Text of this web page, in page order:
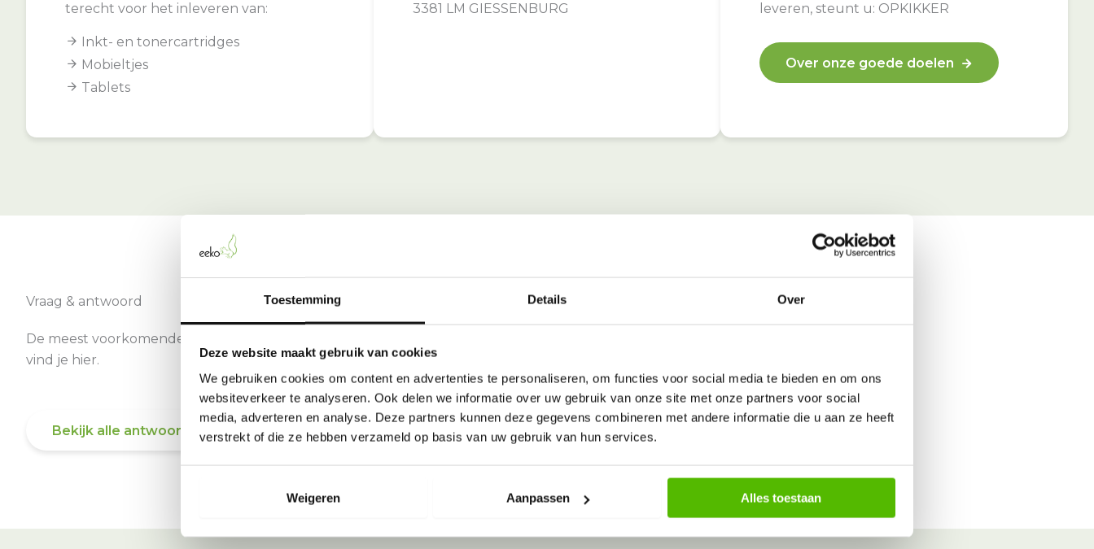
Toestemming Details Over
Deze website maakt gebruik van cookies
We gebruiken cookies om content en advertenties te personaliseren, om functies voor social media te bieden en om ons
websiteverkeer te analyseren. Ook delen we informatie over uw gebruik van onze site met onze partners voor social
media, adverteren en analyse. Deze partners kunnen deze gegevens combineren met andere informatie die u aan ze heeft
verstrekt of die ze hebben verzameld op basis van uw gebruik van hun services.
Weigeren Aanpassen Alles toestaan
terecht voor het inleveren van:
Inkt- en tonercartridges
Mobieltjes
Tablets
3381 LM GIESSENBURG
leveren, steunt u: OPKIKKER
Over onze goede doelen
Vraag & antwoord
De meest voorkomende vragen over onze dienst
vind je hier.
Bekijk alle antwoorden